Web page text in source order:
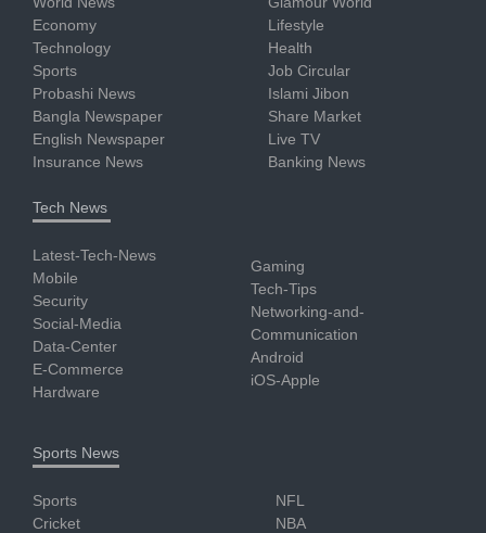
Economy
Technology
Sports
Probashi News
Bangla Newspaper
English Newspaper
Insurance News
Lifestyle
Health
Job Circular
Islami Jibon
Share Market
Live TV
Banking News
Tech News
Latest-Tech-News
Mobile
Security
Social-Media
Data-Center
E-Commerce
Hardware
Gaming
Tech-Tips
Networking-and-
Communication
Android
iOS-Apple
Sports News
Sports
Cricket
NFL
NBA